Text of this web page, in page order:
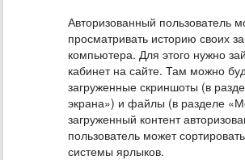
Авторизованный пользователь
просматривать историю своих
компьютера. Для этого нужно
кабинет на сайте. Там можно
загруженные скриншоты (в
экрана») и файлы (в разделе
загруженный контент
пользователь может
системы ярлыков.